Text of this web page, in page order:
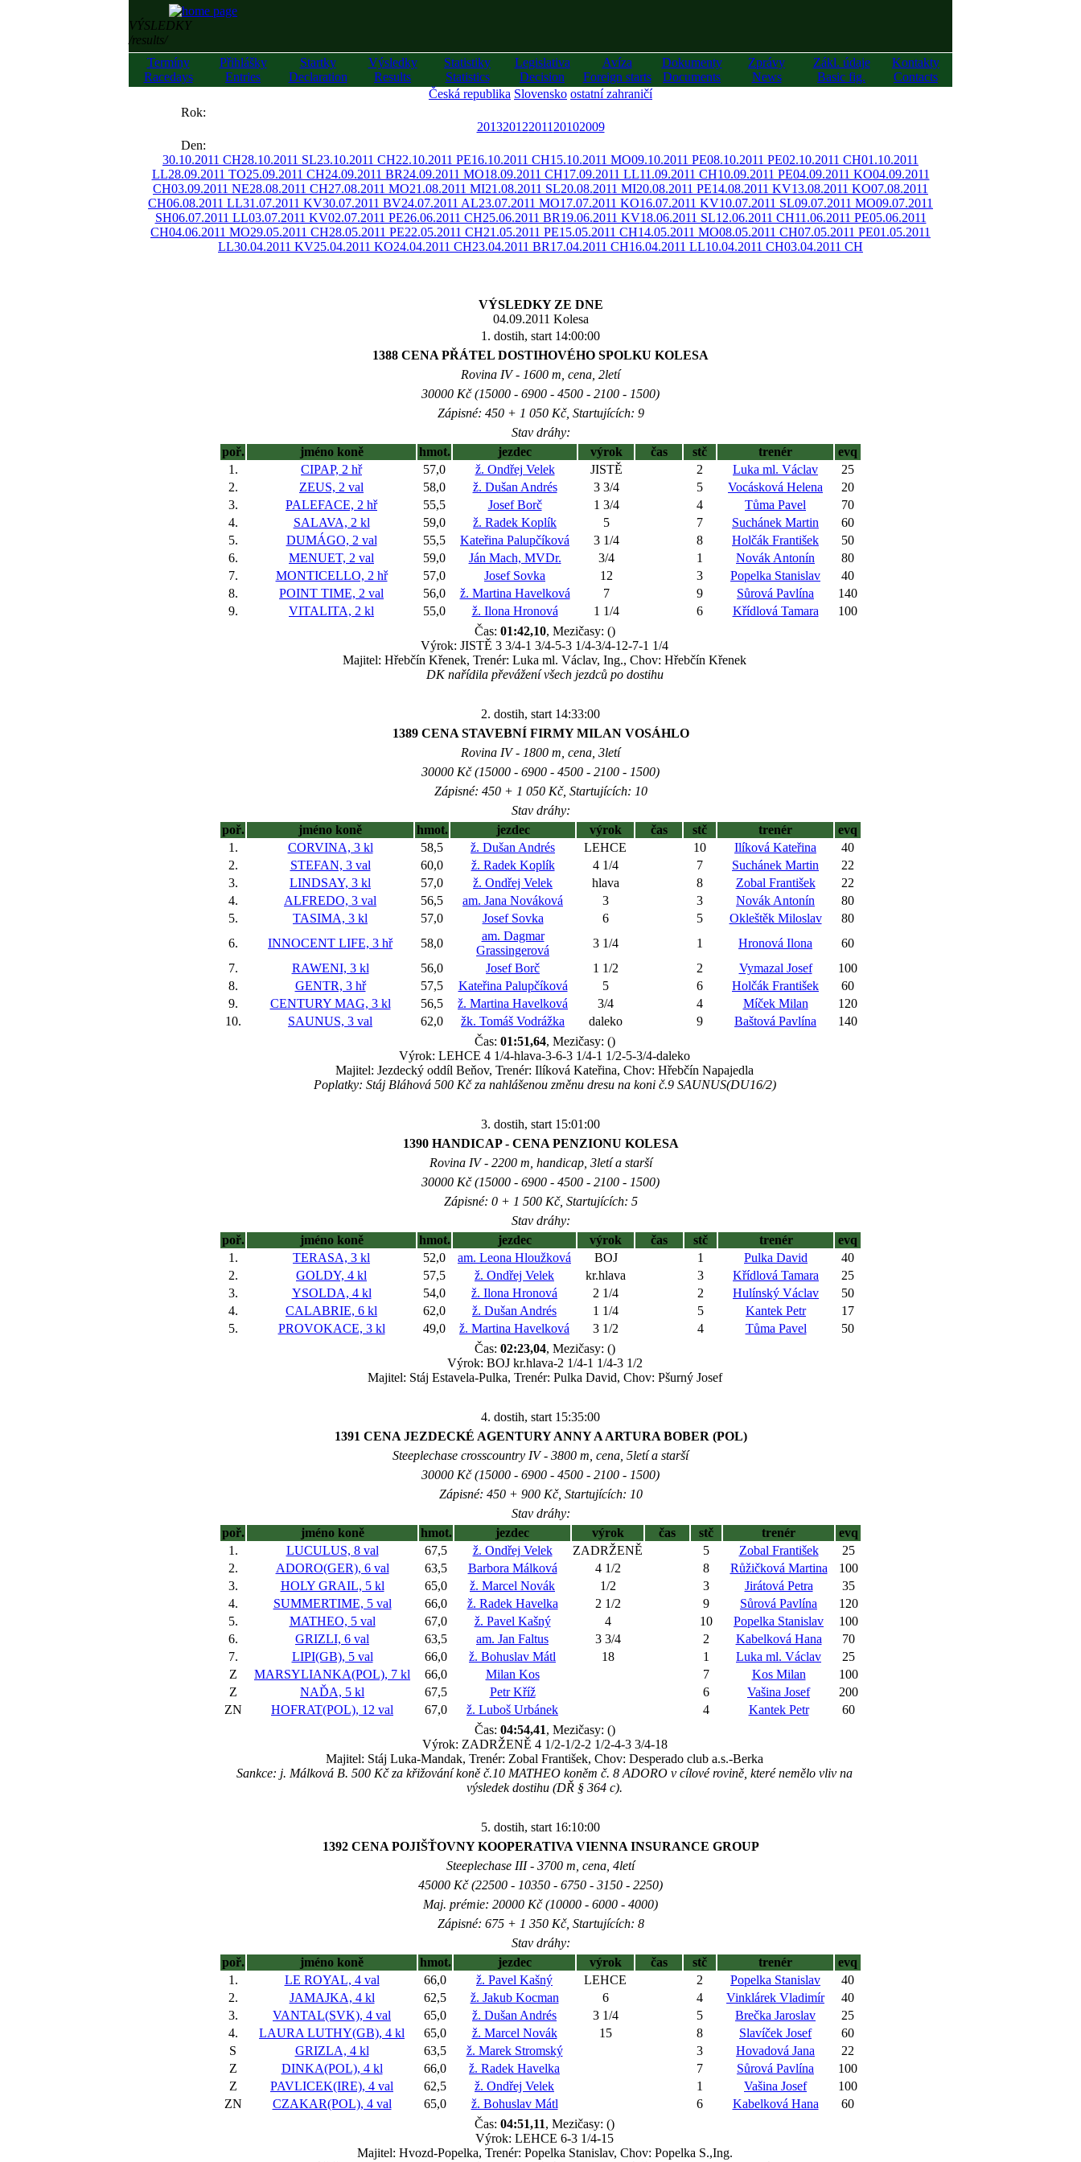
VÝSLEDKY
/results/
Termíny
Racedays
Přihlášky
Entries
Startky
Declaration
Výsledky
Results
Statistiky
Statistics
Legislativa
Decision
Avíza
Foreign starts
Dokumenty
Documents
Zprávy
News
Zákl. údaje
Basic fig.
Kontakty
Contacts
Česká republika Slovensko ostatní zahraničí
Rok:
201320122011 20102009
Den:
30.10.2011 CH28.10.2011 SL23.10.2011 CH22.10.2011 PE16.10.2011 CH15.10.2011 MO09.10.2011 PE08.10.2011 PE02.10.2011 CH01.10.2011
LL28.09.2011 TO25.09.2011 CH24.09.2011 BR24.09.2011 MO18.09.2011 CH17.09.2011 LL11.09.2011 CH10.09.2011 PE04.09.2011 KO04.09.2011
CH03.09.2011 NE28.08.2011 CH27.08.2011 MO21.08.2011 MI21.08.2011 SL20.08.2011 MI20.08.2011 PE14.08.2011 KV13.08.2011 KO07.08.2011
CH06.08.2011 LL31.07.2011 KV30.07.2011 BV24.07.2011 AL23.07.2011 MO17.07.2011 KO16.07.2011 KV10.07.2011 SL09.07.2011 MO09.07.2011
SH06.07.2011 LL03.07.2011 KV02.07.2011 PE26.06.2011 CH25.06.2011 BR19.06.2011 KV18.06.2011 SL12.06.2011 CH11.06.2011 PE05.06.2011
CH04.06.2011 MO29.05.2011 CH28.05.2011 PE22.05.2011 CH21.05.2011 PE15.05.2011 CH14.05.2011 MO08.05.2011 CH07.05.2011 PE01.05.2011
LL30.04.2011 KV25.04.2011 KO24.04.2011 CH23.04.2011 BR17.04.2011 CH16.04.2011 LL10.04.2011 CH03.04.2011 CH
VÝSLEDKY ZE DNE
04.09.2011 Kolesa
1. dostih, start 14:00:00
1388 CENA PŘÁTEL DOSTIHOVÉHO SPOLKU KOLESA
Rovina IV - 1600 m, cena, 2letí
30000 Kč (15000 - 6900 - 4500 - 2100 - 1500)
Zápisné: 450 + 1 050 Kč, Startujících: 9
Stav dráhy:
poř.
jméno koně hmot. jezdec výrok čas stč trenér
evq
1.
CIPAP, 2 hř 57,0 ž. Ondřej Velek JISTĚ 2 Luka ml. Václav
25
2.
ZEUS, 2 val 58,0 ž. Dušan Andrés 3 3/4 5 Vocásková Helena
20
3.
PALEFACE, 2 hř 55,5 Josef Borč 1 3/4 4 Tůma Pavel
70
4.
SALAVA, 2 kl 59,0 ž. Radek Koplík 5 7 Suchánek Martin
60
5.
DUMÁGO, 2 val 55,5 Kateřina Palupčíková 3 1/4 8 Holčák František
50
6.
MENUET, 2 val 59,0 Ján Mach, MVDr. 3/4 1 Novák Antonín
80
7.
MONTICELLO, 2 hř 57,0 Josef Sovka 12 3 Popelka Stanislav
40
8.
POINT TIME, 2 val 56,0 ž. Martina Havelková 7 9 Sůrová Pavlína
140
9.
VITALITA, 2 kl 55,0 ž. Ilona Hronová 1 1/4 6 Křídlová Tamara
100
Čas: 01:42,10, Mezičasy: ()
Výrok: JISTĚ 3 3/4-1 3/4-5-3 1/4-3/4-12-7-1 1/4
Majitel: Hřebčín Křenek, Trenér: Luka ml. Václav, Ing., Chov: Hřebčín Křenek
DK nařídila převážení všech jezdců po dostihu
2. dostih, start 14:33:00
1389 CENA STAVEBNÍ FIRMY MILAN VOSÁHLO
Rovina IV - 1800 m, cena, 3letí
30000 Kč (15000 - 6900 - 4500 - 2100 - 1500)
Zápisné: 450 + 1 050 Kč, Startujících: 10
Stav dráhy:
poř.
jméno koně hmot. jezdec výrok čas stč trenér
evq
1.
CORVINA, 3 kl 58,5 ž. Dušan Andrés LEHCE 10 Ilíková Kateřina
40
2.
STEFAN, 3 val 60,0 ž. Radek Koplík 4 1/4 7 Suchánek Martin
22
3.
LINDSAY, 3 kl 57,0 ž. Ondřej Velek hlava 8 Zobal František
22
4.
ALFREDO, 3 val 56,5 am. Jana Nováková 3 3 Novák Antonín
80
5.
TASIMA, 3 kl 57,0 Josef Sovka 6 5 Okleštěk Miloslav
80
6.
INNOCENT LIFE, 3 hř 58,0
am. Dagmar
Grassingerová
3 1/4 1 Hronová Ilona
60
7.
RAWENI, 3 kl 56,0 Josef Borč 1 1/2 2 Vymazal Josef
100
8.
GENTR, 3 hř 57,5 Kateřina Palupčíková 5 6 Holčák František
60
9.
CENTURY MAG, 3 kl 56,5 ž. Martina Havelková 3/4 4 Míček Milan
120
10.
SAUNUS, 3 val 62,0 žk. Tomáš Vodrážka daleko 9 Baštová Pavlína
140
Čas: 01:51,64, Mezičasy: ()
Výrok: LEHCE 4 1/4-hlava-3-6-3 1/4-1 1/2-5-3/4-daleko
Majitel: Jezdecký oddíl Beňov, Trenér: Ilíková Kateřina, Chov: Hřebčín Napajedla
Poplatky: Stáj Bláhová 500 Kč za nahlášenou změnu dresu na koni č.9 SAUNUS(DU16/2)
3. dostih, start 15:01:00
1390 HANDICAP - CENA PENZIONU KOLESA
Rovina IV - 2200 m, handicap, 3letí a starší
30000 Kč (15000 - 6900 - 4500 - 2100 - 1500)
Zápisné: 0 + 1 500 Kč, Startujících: 5
Stav dráhy:
poř.
jméno koně hmot. jezdec výrok čas stč trenér
evq
1.
TERASA, 3 kl 52,0 am. Leona Hloužková BOJ 1 Pulka David
40
2.
GOLDY, 4 kl 57,5 ž. Ondřej Velek kr.hlava 3 Křídlová Tamara
25
3.
YSOLDA, 4 kl 54,0 ž. Ilona Hronová 2 1/4 2 Hulínský Václav
50
4.
CALABRIE, 6 kl 62,0 ž. Dušan Andrés 1 1/4 5 Kantek Petr
17
5.
PROVOKACE, 3 kl 49,0 ž. Martina Havelková 3 1/2 4 Tůma Pavel
50
Čas: 02:23,04, Mezičasy: ()
Výrok: BOJ kr.hlava-2 1/4-1 1/4-3 1/2
Majitel: Stáj Estavela-Pulka, Trenér: Pulka David, Chov: Pšurný Josef
4. dostih, start 15:35:00
1391 CENA JEZDECKÉ AGENTURY ANNY A ARTURA BOBER (POL)
Steeplechase crosscountry IV - 3800 m, cena, 5letí a starší
30000 Kč (15000 - 6900 - 4500 - 2100 - 1500)
Zápisné: 450 + 900 Kč, Startujících: 10
Stav dráhy:
poř.
jméno koně hmot. jezdec výrok čas stč trenér
evq
1.
LUCULUS, 8 val 67,5 ž. Ondřej Velek ZADRŽENĚ 5 Zobal František
25
2.
ADORO(GER), 6 val 63,5 Barbora Málková 4 1/2 8 Růžičková Martina
100
3.
HOLY GRAIL, 5 kl 65,0 ž. Marcel Novák 1/2 3 Jirátová Petra
35
4.
SUMMERTIME, 5 val 66,0 ž. Radek Havelka 2 1/2 9 Sůrová Pavlína
120
5.
MATHEO, 5 val 67,0 ž. Pavel Kašný 4 10 Popelka Stanislav
100
6.
GRIZLI, 6 val 63,5 am. Jan Faltus 3 3/4 2 Kabelková Hana
70
7.
LIPI(GB), 5 val 66,0 ž. Bohuslav Mátl 18 1 Luka ml. Václav
25
Z
MARSYLIANKA(POL), 7 kl 66,0 Milan Kos 7 Kos Milan
100
Z
NAĎA, 5 kl 67,5 Petr Kříž 6 Vašina Josef
200
ZN
HOFRAT(POL), 12 val 67,0 ž. Luboš Urbánek 4 Kantek Petr
60
Čas: 04:54,41, Mezičasy: ()
Výrok: ZADRŽENĚ 4 1/2-1/2-2 1/2-4-3 3/4-18
Majitel: Stáj Luka-Mandak, Trenér: Zobal František, Chov: Desperado club a.s.-Berka
Sankce: j. Málková B. 500 Kč za křižování koně č.10 MATHEO koněm č. 8 ADORO v cílové rovině, které nemělo vliv na
výsledek dostihu (DŘ § 364 c).
5. dostih, start 16:10:00
1392 CENA POJIŠŤOVNY KOOPERATIVA VIENNA INSURANCE GROUP
Steeplechase III - 3700 m, cena, 4letí
45000 Kč (22500 - 10350 - 6750 - 3150 - 2250)
Maj. prémie: 20000 Kč (10000 - 6000 - 4000)
Zápisné: 675 + 1 350 Kč, Startujících: 8
Stav dráhy:
poř.
jméno koně hmot. jezdec výrok čas stč trenér
evq
1.
LE ROYAL, 4 val 66,0 ž. Pavel Kašný LEHCE 2 Popelka Stanislav
40
2.
JAMAJKA, 4 kl 62,5 ž. Jakub Kocman 6 4 Vinklárek Vladimír
40
3.
VANTAL(SVK), 4 val 65,0 ž. Dušan Andrés 3 1/4 5 Brečka Jaroslav
25
4.
LAURA LUTHY(GB), 4 kl 65,0 ž. Marcel Novák 15 8 Slavíček Josef
60
S
GRIZLA, 4 kl 63,5 ž. Marek Stromský 3 Hovadová Jana
22
Z
DINKA(POL), 4 kl 66,0 ž. Radek Havelka 7 Sůrová Pavlína
100
Z
PAVLICEK(IRE), 4 val 62,5 ž. Ondřej Velek 1 Vašina Josef
100
ZN
CZAKAR(POL), 4 val 65,0 ž. Bohuslav Mátl 6 Kabelková Hana
60
Čas: 04:51,11, Mezičasy: ()
Výrok: LEHCE 6-3 1/4-15
Majitel: Hvozd-Popelka, Trenér: Popelka Stanislav, Chov: Popelka S.,Ing.